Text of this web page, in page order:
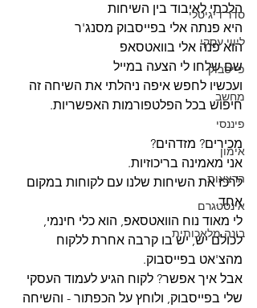
סדר דיגיטלי
ליווי עסקי
פייסבוק
מחשב
פיננסי
אימון
הרצאות
אינסטגרם
בינה מלאכותית
הלכתי לאיבוד בין השיחות
היא פנתה אלי בפייסבוק מסנג'ר
הוא פנה אלי בוואטסאפ
שם שלחו לי הצעה במייל
ועכשיו לחפש איפה ניהלתי את השיחה זה
חיפוש בכל הפלטפורמות האפשריות.
מכירים? מזדהים?
אני מאמינה בריכוזיות.
לרכז את השיחות שלנו עם לקוחות במקום
אחד.
לי מאוד נוח הוואטסאפ, הוא כלי חינמי,
לכולם יש, יש בו קרבה אחרת ללקוח
מהצ'אט בפייסבוק.
אבל איך אפשר? לקוח הגיע לעמוד העסקי
שלי בפייסבוק, ולוחץ על הכפתור - והשיחה